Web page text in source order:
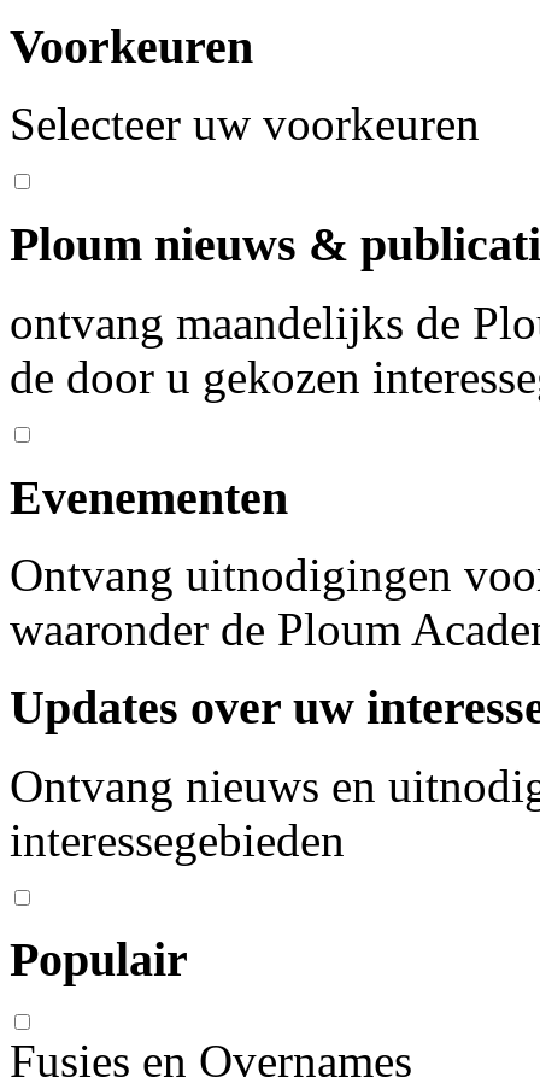
Voorkeuren
Selecteer uw voorkeuren
Ploum nieuws &
ontvang maandelijks de
de door u gekozen
Evenementen
Ontvang uitnodigingen
waaronder de Ploum
Updates over uw
Ontvang nieuws en
interessegebieden
Populair
Fusies en Overnames